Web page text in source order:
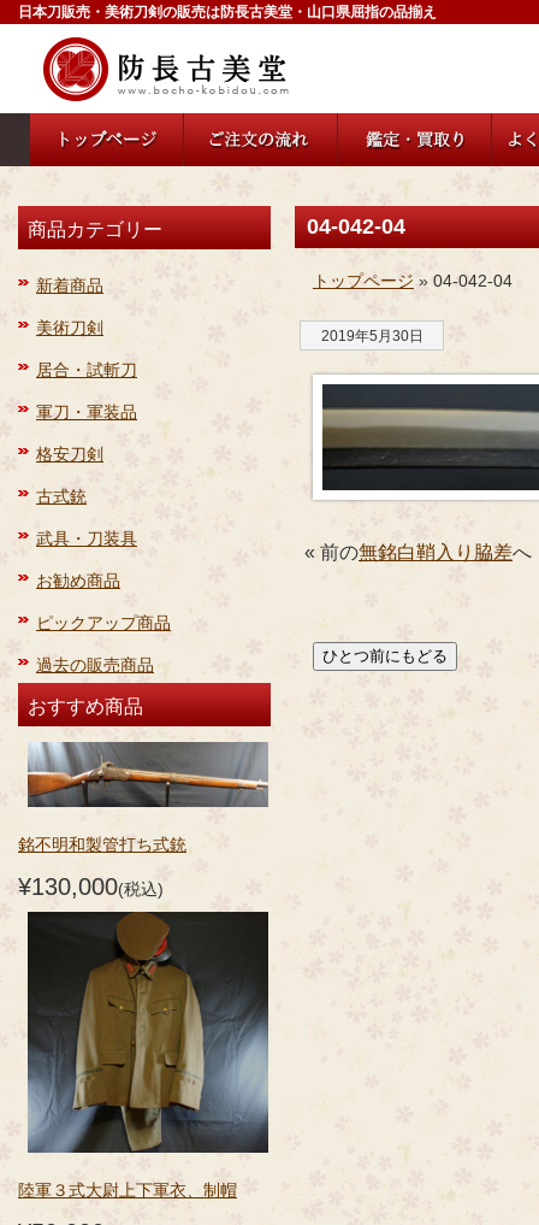
日本刀販売・美術刀剣の販売は防長古美堂・山口県屈指の品揃え
商品カテゴリー
新着商品
美術刀剣
居合・試斬刀
軍刀・軍装品
格安刀剣
古式銃
武具・刀装具
お勧め商品
ピックアップ商品
過去の販売商品
おすすめ商品
銘不明和製管打ち式銃
¥130,000(税込)
陸軍３式大尉上下軍衣、制帽
04-042-04
トップページ » 04-042-04
2019年5月30日
« 前の無銘白鞘入り脇差へ